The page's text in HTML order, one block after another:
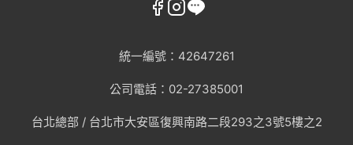
統一編號：42647261
公司電話：02-27385001
台北總部 / 台北市大安區復興南路二段293之3號5樓之2